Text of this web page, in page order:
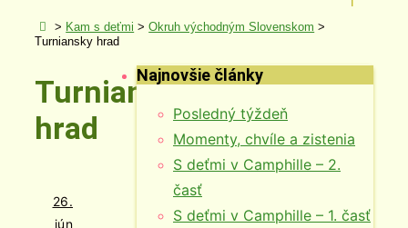
> Kam s deťmi >Okruh východným Slovenskom >
Turniansky hrad
Turniansky
hrad
26.
jún
Najnovšie články
Posledný týždeň
Momenty, chvíle a zistenia
S deťmi v Camphille – 2.
časť
S deťmi v Camphille – 1. časť